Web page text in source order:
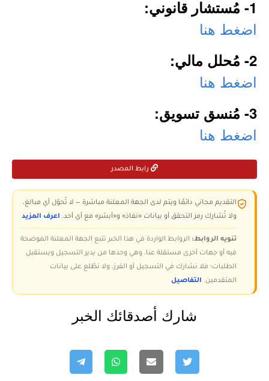
1- مُستشار قانوني:
اضغط هنا
2- مُحلل مالي:
اضغط هنا
3- مُنسق تسويق:
اضغط هنا
رابط المصدر
التقديم مجاني دائمًا ويتم لدى الجهة المعلنة مباشرة — لا تُحوّل أي مبالغ،
ولا تُشارك رمز التحقق أو بيانات «نفاذ» و«أبشر» مع أي أحد. اعرف المزيد
تنويه الروابط: الروابط الواردة في هذا الخبر تتبع الجهة المعلنة الموضحة
فيه أو جهات أخرى مستقلة عنا، وهي وحدها من يدير التسجيل ويستقبل
الطلبات؛ فلا نشارك في التسجيل أو الفرز، ولا نطّلع على بيانات
المتقدمين. التفاصيل
شارك أصدقائك الخبر